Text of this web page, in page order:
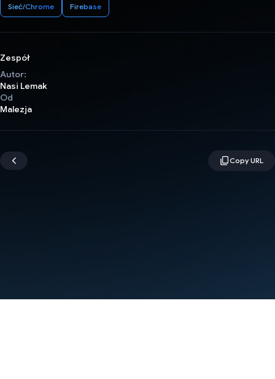
Sieć/Chrome Firebase
Zespół
Autor:
Nasi Lemak
Od
Malezja